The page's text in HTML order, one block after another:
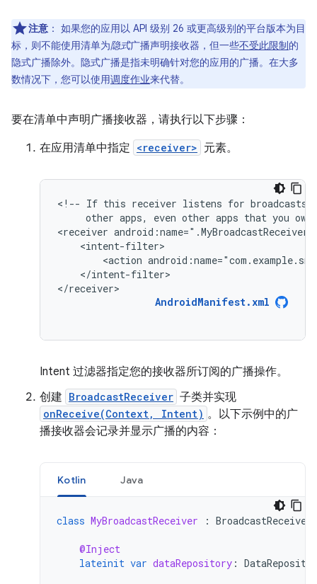
注意 ： 如果您的应用以 API 级别 26 或更高级别的平台版本为目
标，则不能使用清单为隐式广播声明接收器，但一些不受此限制的
隐式广播除外。隐式广播是指未明确针对您的应用的广播。在大多
数情况下，您可以使用调度作业来代替。
要在清单中声明广播接收器，请执行以下步骤：
在应用清单中指定 <receiver> 元素。
<!-- If this receiver listens for broadcasts
other apps, even other apps that you own,
<receiver android:name=".MyBroadcastReceiver"
<action
</intent-filter>
</receiver>
AndroidManifest.xml
Intent 过滤器指定您的接收器所订阅的广播操作。
创建 BroadcastReceiver 子类并实现
onReceive(Context, Intent) 。以下示例中的广
播接收器会记录并显示广播的内容：
Kotlin Java
class MyBroadcastReceiver : BroadcastReceiver
@Inject
lateinit var dataRepository :